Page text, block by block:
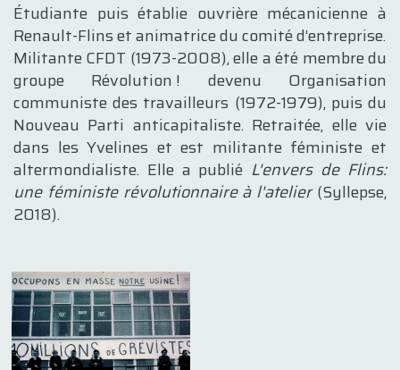
Étudiante puis établie ouvrière mécanicienne à
Renault-Flins et animatrice du comité d’entreprise.
Militante CFDT (1973-2008), elle a été membre du
groupe Révolution ! devenu Organisation
communiste des travailleurs (1972-1979), puis du
Nouveau Parti anticapitaliste. Retraitée, elle vie
dans les Yvelines et est militante féministe et
altermondialiste. Elle a publié L'envers de Flins:
une féministe révolutionnaire à l'atelier(Syllepse,
2018).